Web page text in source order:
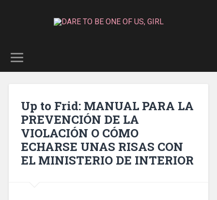
Up to Frid: MANUAL PARA LA
PREVENCIÓN DE LA
VIOLACIÓN O CÓMO
ECHARSE UNAS RISAS CON
EL MINISTERIO DE INTERIOR